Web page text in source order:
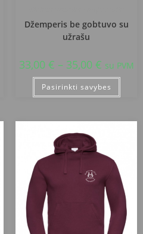
Džemperis be gobtuvo su
užrašu
33,00 € – 35,00 € su PVM
Pasirinkti savybes